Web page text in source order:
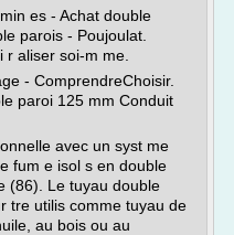
es - Achat double
parois - Poujoulat.
aliser soi-m me.
- ComprendreChoisir.
paroi 125 mm Conduit
avec un syst me
fum e isol s en double
(86). Le tuyau double
tre utilis comme tuyau de
au bois ou au